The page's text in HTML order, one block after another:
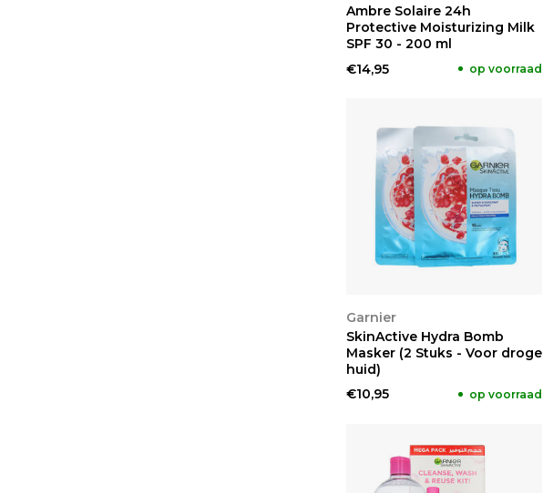
Ambre Solaire 24h
Protective Moisturizing Milk
SPF 30 - 200 ml
€14,95
op voorraad
BEKIJKEN
Garnier
SkinActive Hydra Bomb
Masker (2 Stuks - Voor droge
huid)
€10,95
op voorraad